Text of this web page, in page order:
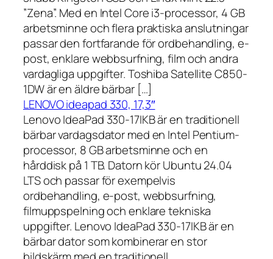
”Zena”. Med en Intel Core i3-processor, 4 GB
arbetsminne och flera praktiska anslutningar
passar den fortfarande för ordbehandling, e-
post, enklare webbsurfning, film och andra
vardagliga uppgifter. Toshiba Satellite C850-
1DW är en äldre bärbar […]
LENOVO ideapad 330, 17,3″
Lenovo IdeaPad 330-17IKB är en traditionell
bärbar vardagsdator med en Intel Pentium-
processor, 8 GB arbetsminne och en
hårddisk på 1 TB. Datorn kör Ubuntu 24.04
LTS och passar för exempelvis
ordbehandling, e-post, webbsurfning,
filmuppspelning och enklare tekniska
uppgifter. Lenovo IdeaPad 330-17IKB är en
bärbar dator som kombinerar en stor